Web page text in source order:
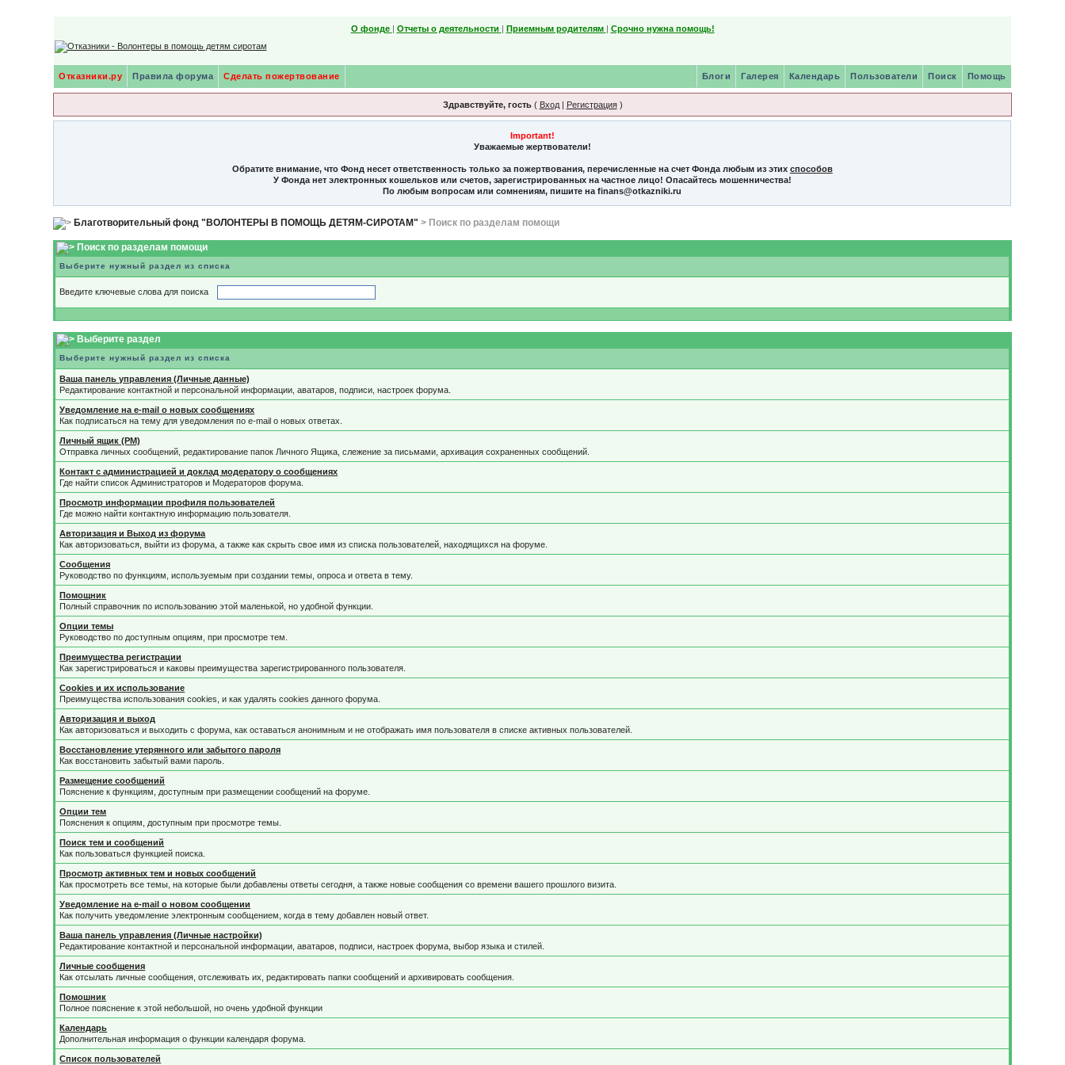
О фонде | Отчеты о деятельности | Приемным родителям | Срочно нужна помощь!
Отказники.ру Правила форума Сделать пожертвование Помощь
Поиск
Пользователи
Календарь
Галерея
Блоги
Здравствуйте, гость( Вход| Регистрация)
Important!
Уважаемые жертвователи!
Обратите внимание, что Фонд несет ответственность только за пожертвования, перечисленные на счет Фонда любым из этих способов
У Фонда нет электронных кошельков или счетов, зарегистрированных на частное лицо! Опасайтесь мошенничества!
По любым вопросам или сомнениям, пишите на finans@otkazniki.ru
Благотворительный фонд "ВОЛОНТЕРЫ В ПОМОЩЬ ДЕТЯМ-СИРОТАМ" > Поиск по разделам помощи
Поиск по разделам помощи
Выберите нужный раздел из списка
Введите ключевые слова для поиска
Выберите раздел
Выберите нужный раздел из списка
Ваша панель управления (Личные данные)
Редактирование контактной и персональной информации, аватаров, подписи, настроек форума.
Уведомление на e-mail о новых сообщениях
Как подписаться на тему для уведомления по e-mail о новых ответах.
Личный ящик (PM)
Отправка личных сообщений, редактирование папок Личного Ящика, слежение за письмами, архивация сохраненных сообщений.
Контакт с администрацией и доклад модератору о сообщениях
Где найти список Администраторов и Модераторов форума.
Просмотр информации профиля пользователей
Где можно найти контактную информацию пользователя.
Авторизация и Выход из форума
Как авторизоваться, выйти из форума, а также как скрыть свое имя из списка пользователей, находящихся на форуме.
Сообщения
Руководство по функциям, используемым при создании темы, опроса и ответа в тему.
Помощник
Полный справочник по использованию этой маленькой, но удобной функции.
Опции темы
Руководство по доступным опциям, при просмотре тем.
Преимущества регистрации
Как зарегистрироваться и каковы преимущества зарегистрированного пользователя.
Cookies и их использование
Преимущества использования cookies, и как удалять cookies данного форума.
Авторизация и выход
Как авторизоваться и выходить с форума, как оставаться анонимным и не отображать имя пользователя в списке активных пользователей.
Восстановление утерянного или забытого пароля
Как восстановить забытый вами пароль.
Размещение сообщений
Пояснение к функциям, доступным при размещении сообщений на форуме.
Опции тем
Пояснения к опциям, доступным при просмотре темы.
Поиск тем и сообщений
Как пользоваться функцией поиска.
Просмотр активных тем и новых сообщений
Как просмотреть все темы, на которые были добавлены ответы сегодня, а также новые сообщения со времени вашего прошлого визита.
Уведомление на е-mail о новом сообщении
Как получить уведомление электронным сообщением, когда в тему добавлен новый ответ.
Ваша панель управления (Личные настройки)
Редактирование контактной и персональной информации, аватаров, подписи, настроек форума, выбор языка и стилей.
Личные сообщения
Как отсылать личные сообщения, отслеживать их, редактировать папки сообщений и архивировать сообщения.
Помошник
Полное пояснение к этой небольшой, но очень удобной функции
Календарь
Дополнительная информация о функции календаря форума.
Список пользователей